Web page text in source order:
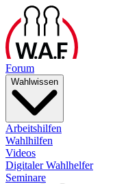
Forum
Wahlwissen
Arbeitshilfen
Wahlhilfen
Videos
Digitaler Wahlhelfer
Seminare